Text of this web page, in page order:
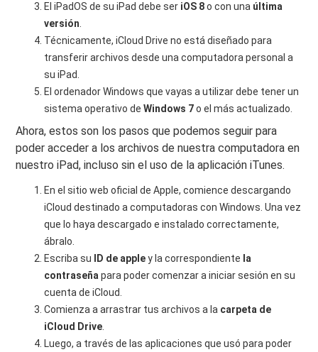
El iPadOS de su iPad debe ser iOS 8o con una última
versión
Técnicamente, iCloud Drive no está diseñado para
transferir archivos desde una computadora personal a
su iPad.
El ordenador Windows que vayas a utilizar debe tener un
sistema operativo deWindows 7o el más actualizado.
Ahora, estos son los pasos que podemos seguir para
poder acceder a los archivos de nuestra computadora en
nuestro iPad, incluso sin el uso de la aplicación iTunes.
En el sitio web oficial de Apple, comience descargando
iCloud destinado a computadoras con Windows. Una vez
que lo haya descargado e instalado correctamente,
ábralo.
Escriba su
ID de appley la correspondiente la
contraseña para poder comenzar a iniciar sesión en su
cuenta de iCloud.
Comienza a arrastrar tus archivos a la carpeta de
iCloud Drive
Luego, a través de las aplicaciones que usó para poder